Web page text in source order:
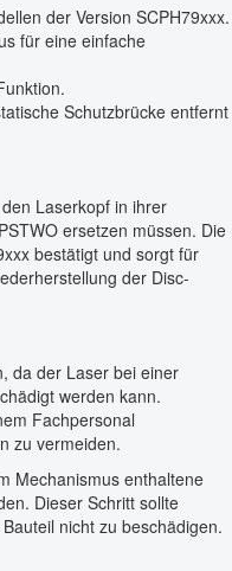
der Version SCPH79xxx.
für eine einfache
Schutzbrücke entfernt
Laserkopf in ihrer
ersetzen müssen. Die
bestätigt und sorgt für
der Disc-
da der Laser bei einer
werden kann.
Fachpersonal
zu vermeiden.
Mechanismus enthaltene
Dieser Schritt sollte
nicht zu beschädigen.